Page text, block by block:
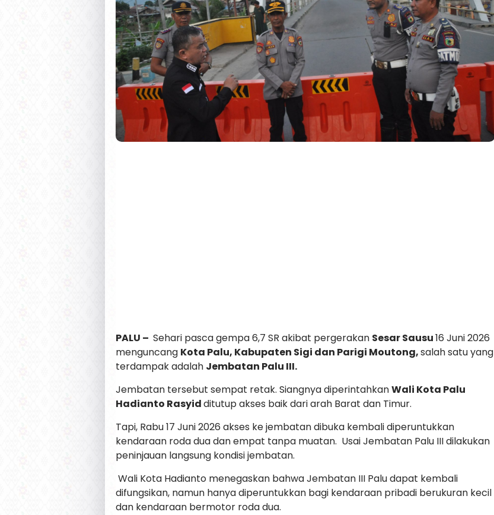
PALU – Sehari pasca gempa 6,7 SR akibat pergerakan Sesar Sausu16 Juni 2026
menguncang Kota Palu, Kabupaten Sigi dan Parigi Moutong,salah satu yang
terdampak adalah Jembatan Palu III.
Jembatan tersebut sempat retak. Siangnya diperintahkanWali Kota Palu
Hadianto Rasyidditutup akses baik dari arah Barat dan Timur.
Tapi, Rabu 17 Juni 2026 akses ke jembatan dibuka kembali diperuntukkan
kendaraan roda dua dan empat tanpa muatan. Usai Jembatan Palu III dilakukan
peninjauan langsung kondisi jembatan.
Wali Kota Hadianto menegaskan bahwa Jembatan III Palu dapat kembali
difungsikan, namun hanya diperuntukkan bagi kendaraan pribadi berukuran kecil
dan kendaraan bermotor roda dua.